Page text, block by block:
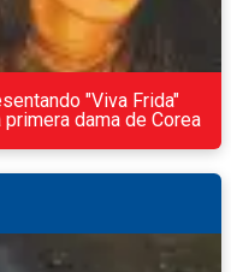
"Viva Frida"
dama de Corea